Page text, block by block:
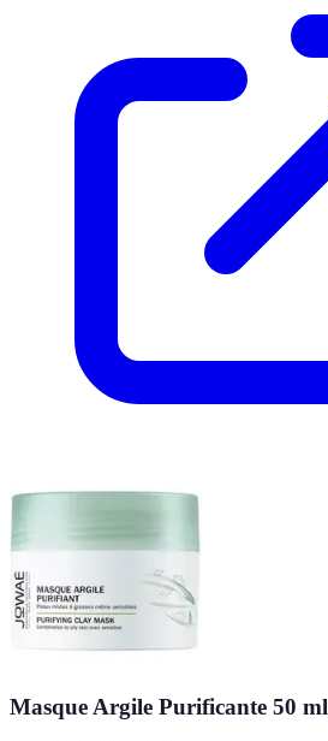
Masque Argile Purificante 50 ml